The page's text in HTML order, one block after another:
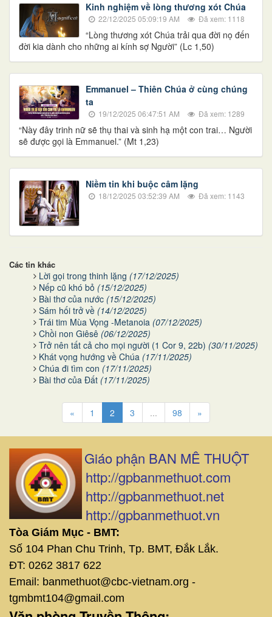
Kinh nghiệm về lòng thương xót Chúa
22/12/2025 05:09:19 AM Đã xem: 1118
“Lòng thương xót Chúa trải qua đời nọ đến
đời kia dành cho những ai kính sợ Người” (Lc 1,50)
Emmanuel – Thiên Chúa ở cùng chúng
ta
19/12/2025 06:47:51 AM Đã xem: 1289
“Này đây trinh nữ sẽ thụ thai và sinh hạ một con trai… Người
sẽ được gọi là Emmanuel.” (Mt 1,23)
Niềm tin khi buộc câm lặng
18/12/2025 03:52:39 AM Đã xem: 1143
Các tin khác
Lời gọi trong thinh lặng (17/12/2025)
Nếp cũ khó bỏ (15/12/2025)
Bài thơ của nước (15/12/2025)
Sám hối trở về (14/12/2025)
Trái tim Mùa Vọng -Metanoia (07/12/2025)
Chồi non Giêsê (06/12/2025)
Trở nên tất cả cho mọi người (1 Cor 9, 22b) (30/11/2025)
Khát vọng hướng về Chúa (17/11/2025)
Chúa đi tìm con (17/11/2025)
Bài thơ của Đất (17/11/2025)
« 1 2 3 ... 98 »
Giáo phận BAN MÊ THUỘT
http://gpbanmethuot.com
http://gpbanmethuot.net
http://gpbanmethuot.vn
Tòa Giám Mục - BMT:
Số 104 Phan Chu Trinh, Tp. BMT, Đắk Lắk.
ĐT: 0262 3817 622
Email: banmethuot@cbc-vietnam.org -
tgmbmt104@gmail.com